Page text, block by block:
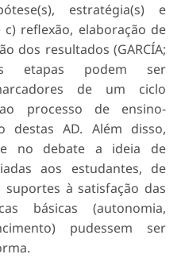
estratégia(s) e
reflexão, elaboração de
dos resultados (GARCÍA;
etapas podem ser
de um ciclo
processo de ensino-
destas AD. Além disso,
no debate a ideia de
aos estudantes, de
à satisfação das
básicas (autonomia,
pudessem ser